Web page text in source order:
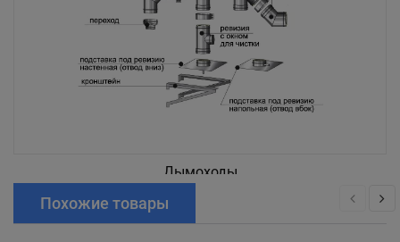
Дымоходы
Похожие товары